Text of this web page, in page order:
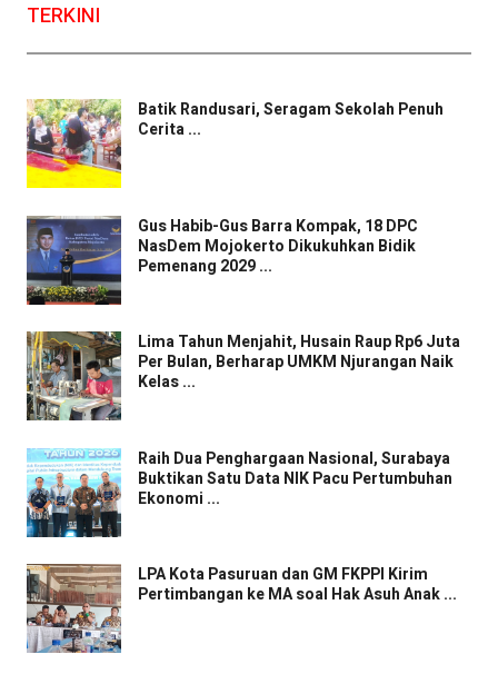
TERKINI
Batik Randusari, Seragam Sekolah Penuh
Cerita ...
Gus Habib-Gus Barra Kompak, 18 DPC
NasDem Mojokerto Dikukuhkan Bidik
Pemenang 2029 ...
Lima Tahun Menjahit, Husain Raup Rp6 Juta
Per Bulan, Berharap UMKM Njurangan Naik
Kelas ...
Raih Dua Penghargaan Nasional, Surabaya
Buktikan Satu Data NIK Pacu Pertumbuhan
Ekonomi ...
LPA Kota Pasuruan dan GM FKPPI Kirim
Pertimbangan ke MA soal Hak Asuh Anak ...